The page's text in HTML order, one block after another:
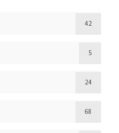
42
5
24
68